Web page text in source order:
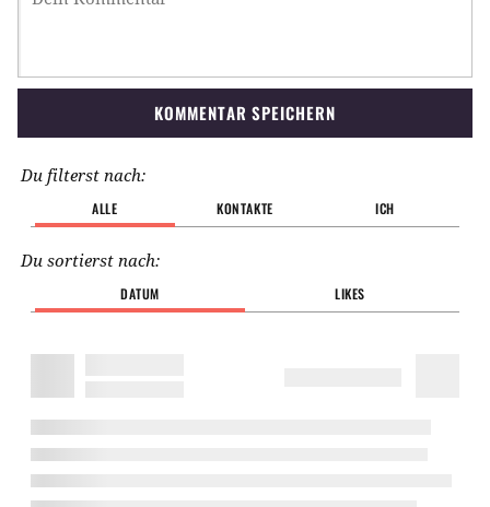
KOMMENTAR SPEICHERN
Du filterst nach:
ALLE KONTAKTE ICH
Du sortierst nach:
DATUM LIKES